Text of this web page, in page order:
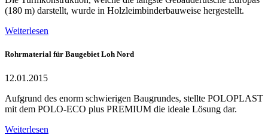
(180 m) darstellt, wurde in Holzleimbinderbauweise hergestellt.
Weiterlesen
Rohrmaterial für Baugebiet Loh Nord
12.01.2015
Aufgrund des enorm schwierigen Baugrundes, stellte POLOPLAST
mit dem POLO-ECO plus PREMIUM die ideale Lösung dar.
Weiterlesen